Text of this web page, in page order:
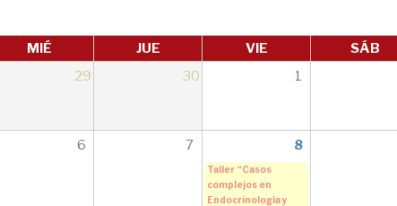
MIÉ JUE VIE SÁB
29 30 1
6 7 8
Taller “Casos
complejos en
Endocrinología y